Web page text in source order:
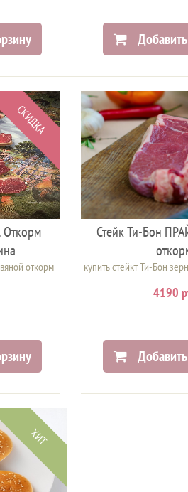
СКИДКА
Откорм
откорм
Стейк Ти-Бон
купить стейкт Ти-Бон
4190
ХИТ